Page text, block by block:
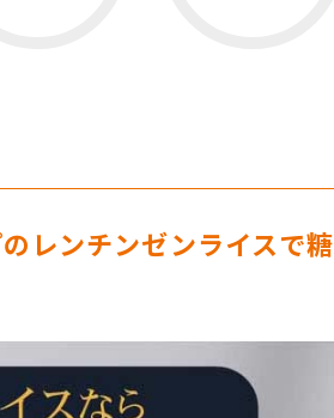
レンチンゼンライスで糖